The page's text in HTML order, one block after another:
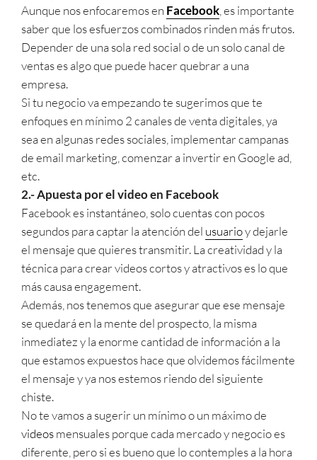
Aunque nos enfocaremos en Facebook , es importante
saber que los esfuerzos combinados rinden más frutos.
Depender de una sola red social o de un solo canal de
ventas es algo que puede hacer quebrar a una
empresa.
Si tu negocio va empezando te sugerimos que te
enfoques en mínimo 2 canales de venta digitales, ya
sea en algunas redes sociales, implementar campanas
de email marketing, comenzar a invertir en Google ad,
etc.
2.- Apuesta por el video en Facebook
Facebook es instantáneo, solo cuentas con pocos
segundos para captar la atención del usuarioy dejarle
el mensaje que quieres transmitir. La creatividad y la
técnica para crear videos cortos y atractivos es lo que
más causa engagement.
Además, nos tenemos que asegurar que ese mensaje
se quedará en la mente del prospecto, la misma
inmediatez y la enorme cantidad de información a la
que estamos expuestos hace que olvidemos fácilmente
el mensaje y ya nos estemos riendo del siguiente
chiste.
No te vamos a sugerir un mínimo o un máximo de
videosmensuales porque cada mercado y negocio es
diferente, pero si es bueno que lo contemples a la hora